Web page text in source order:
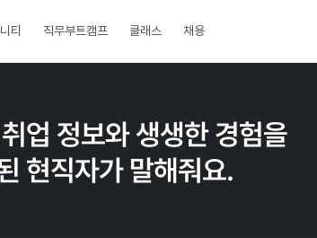
티 직무부트캠프 클래스 채용